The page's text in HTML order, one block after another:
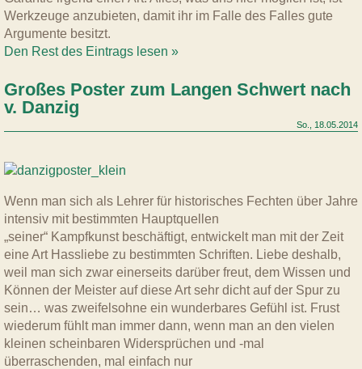
Werkzeuge anzubieten, damit ihr im Falle des Falles gute
Argumente besitzt.
Den Rest des Eintrags lesen »
Großes Poster zum Langen Schwert nach
v. Danzig
So., 18.05.2014
Wenn man sich als Lehrer für historisches Fechten über Jahre
intensiv mit bestimmten Hauptquellen
„seiner“ Kampfkunst beschäftigt, entwickelt man mit der Zeit
eine Art Hassliebe zu bestimmten Schriften. Liebe deshalb,
weil man sich zwar einerseits darüber freut, dem Wissen und
Können der Meister auf diese Art sehr dicht auf der Spur zu
sein… was zweifelsohne ein wunderbares Gefühl ist. Frust
wiederum fühlt man immer dann, wenn man an den vielen
kleinen scheinbaren Widersprüchen und -mal
überraschenden, mal einfach nur